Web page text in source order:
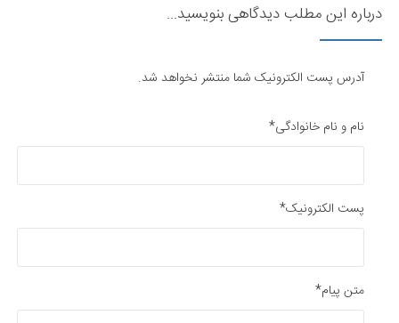
درباره این مطلب دیدگاهی بنویسید...
آدرس پست الکترونیک شما منتشر نخواهد شد.
نام و نام خانوادگی*
پست الکترونیک*
متن پیام*